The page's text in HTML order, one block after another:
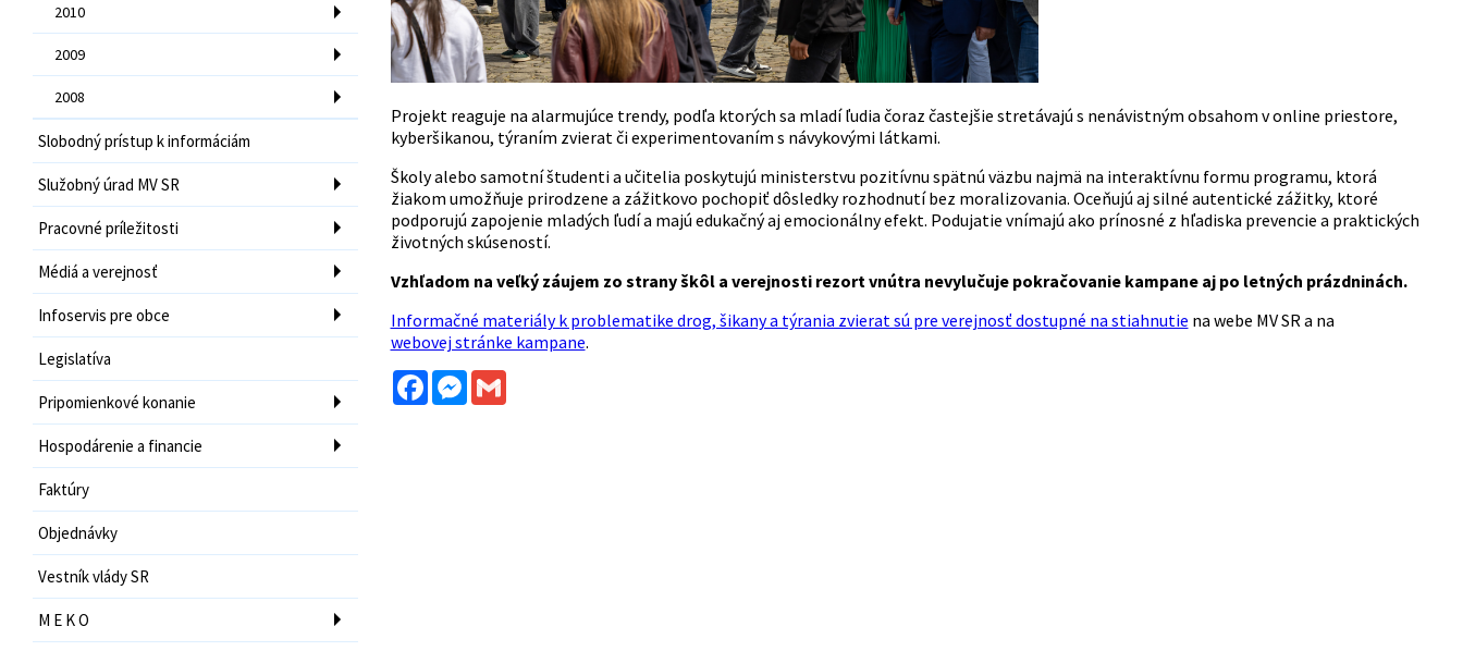
2010
2009
2008
Slobodný prístup k informáciám
Služobný úrad MV SR
Pracovné príležitosti
Médiá a verejnosť
Infoservis pre obce
Legislatíva
Pripomienkové konanie
Hospodárenie a financie
Faktúry
Objednávky
Vestník vlády SR
M E K O
Projekt reaguje na alarmujúce trendy, podľa ktorých sa mladí ľudia čoraz častejšie stretávajú s nenávistným obsahom v online priestore,
kyberšikanou, týraním zvierat či experimentovaním s návykovými látkami.
Školy alebo samotní študenti a učitelia poskytujú ministerstvu pozitívnu spätnú väzbu najmä na interaktívnu formu programu, ktorá
žiakom umožňuje prirodzene a zážitkovo pochopiť dôsledky rozhodnutí bez moralizovania. Oceňujú aj silné autentické zážitky, ktoré
podporujú zapojenie mladých ľudí a majú edukačný aj emocionálny efekt. Podujatie vnímajú ako prínosné z hľadiska prevencie a praktických
životných skúseností.
Vzhľadom na veľký záujem zo strany škôl a verejnosti rezort vnútra nevylučuje pokračovanie kampane aj po letných prázdninách.
Informačné materiály k problematike drog, šikany a týrania zvierat sú pre verejnosť dostupné na stiahnutie na webe MV SR a na
webovej stránke kampane.
FacebookMessenger
Gmail